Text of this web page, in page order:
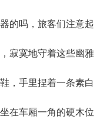
的吗，旅客们注意起
寂寞地守着这些幽雅
，手里捏着一条素白
在车厢一角的硬木位